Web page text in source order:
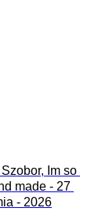
Im so
made - 27
- 2026